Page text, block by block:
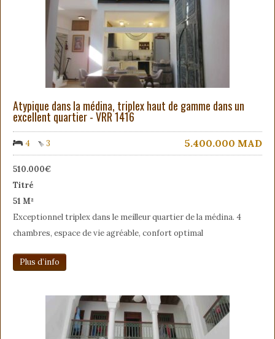
Atypique dans la médina, triplex haut de gamme dans un
excellent quartier - VRR 1416
4 3 5.400.000 MAD
510.000€
Titré
51 M²
Exceptionnel triplex dans le meilleur quartier de la médina. 4
chambres, espace de vie agréable, confort optimal
Plus d’info